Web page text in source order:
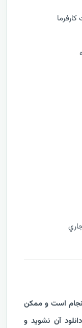
است و ممکن
آن نشوید و